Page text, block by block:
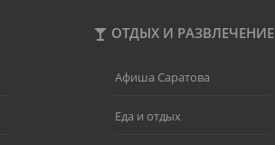
ОТДЫХ И РАЗВЛЕЧЕНИЕ
Афиша Саратова
Еда и отдых